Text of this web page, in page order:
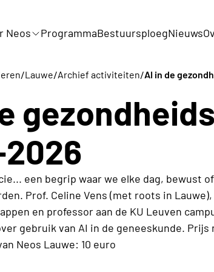
Neos ProgrammaBestuursploegNieuws
/Lauwe/Archief activiteiten/AI in de
een begrip waar we elke dag, bewust
Prof. Celine Vens (met roots in
en professor aan de KU Leuven
gebruik van AI in de geneeskunde. Prijs
Neos Lauwe: 10 euro